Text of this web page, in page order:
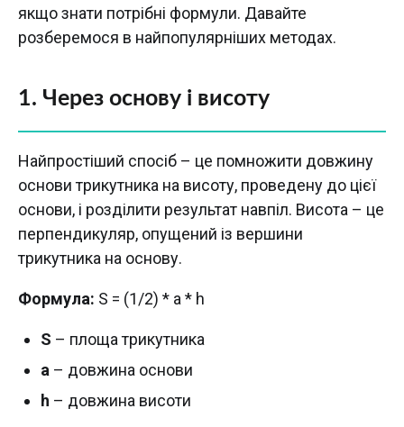
якщо знати потрібні формули. Давайте
розберемося в найпопулярніших методах.
1. Через основу і висоту
Найпростіший спосіб – це помножити довжину
основи трикутника на висоту, проведену до цієї
основи, і розділити результат навпіл. Висота – це
перпендикуляр, опущений із вершини
трикутника на основу.
Формула: S = (1/2) * a * h
S – площа трикутника
a – довжина основи
h – довжина висоти